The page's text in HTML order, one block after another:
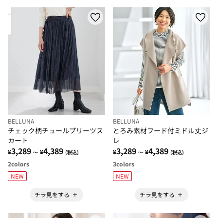
BELLUNA
チェック柄チュールプリーツス
カート
¥3,289 ～ ¥4,389 (税込)
2colors
NEW
チラ見をする
BELLUNA
とろみ素材フード付ミドル丈ジ
レ
¥3,289 ～ ¥4,389 (税込)
3colors
NEW
チラ見をする